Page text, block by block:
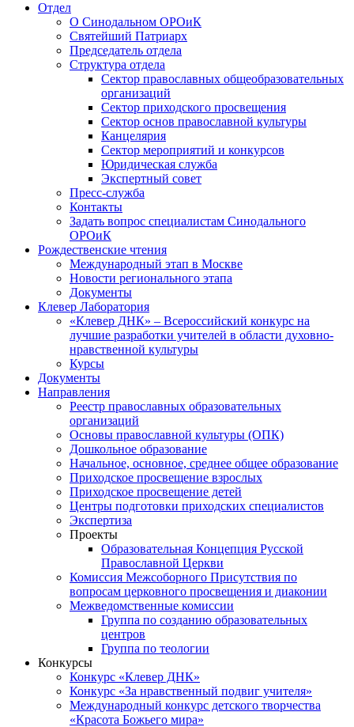
Отдел
О Синодальном ОРОиК
Святейший Патриарх
Председатель отдела
Структура отдела
Сектор православных общеобразовательных
организаций
Сектор приходского просвещения
Сектор основ православной культуры
Канцелярия
Сектор мероприятий и конкурсов
Юридическая служба
Экспертный совет
Пресс-служба
Контакты
Задать вопрос специалистам Синодального
ОРОиК
Рождественские чтения
Международный этап в Москве
Новости регионального этапа
Документы
Клевер Лаборатория
«Клевер ДНК» – Всероссийский конкурс на
лучшие разработки учителей в области духовно-
нравственной культуры
Курсы
Документы
Направления
Реестр православных образовательных
организаций
Основы православной культуры (ОПК)
Дошкольное образование
Начальное, основное, среднее общее образование
Приходское просвещение взрослых
Приходское просвещение детей
Центры подготовки приходских специалистов
Экспертиза
Проекты
Образовательная Концепция Русской
Православной Церкви
Комиссия Межсоборного Присутствия по
вопросам церковного просвещения и диаконии
Межведомственные комиссии
Группа по созданию образовательных
центров
Группа по теологии
Конкурсы
Конкурс «Клевер ДНК»
Конкурс «За нравственный подвиг учителя»
Международный конкурс детского творчества
«Красота Божьего мира»